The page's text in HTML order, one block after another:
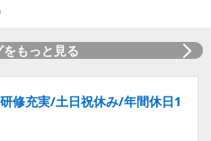
もっと見る
修充実/土日祝休み/年間休日1